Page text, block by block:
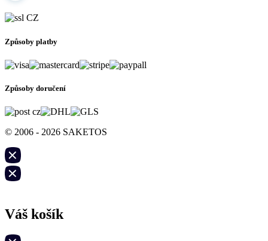
Způsoby platby
Způsoby doručení
© 2006 - 2026 SAKETOS
Váš košík